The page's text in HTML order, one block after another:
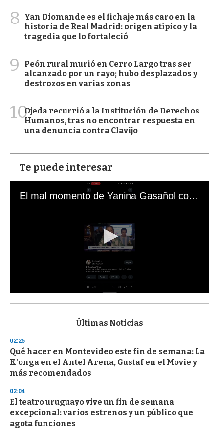
8
Yan Diomande es el fichaje más caro en la
historia de Real Madrid: origen atípico y la
tragedia que lo fortaleció
9
Peón rural murió en Cerro Largo tras ser
alcanzado por un rayo; hubo desplazados y
destrozos en varias zonas
10Ojeda recurrió a la Institución de Derechos
Humanos, tras no encontrar respuesta en
una denuncia contra Clavijo
Te puede interesar
El mal momento de Yanina Gasañol con un hincha argentino en "Subrayado"
s
d
s
o
f
3
s
e
c
o
n
Últimas Noticias
02:25
Qué hacer en Montevideo este fin de semana: La
K'onga en el Antel Arena, Gustaf en el Movie y
más recomendados
02:04
El teatro uruguayo vive un fin de semana
excepcional: varios estrenos y un público que
agota funciones